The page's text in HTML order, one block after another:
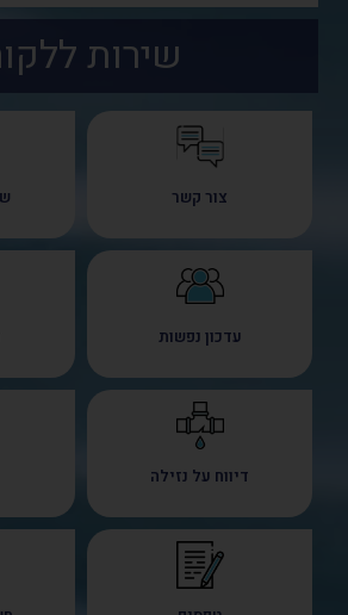
שירות
צור קשר
עדכון נפשות
דיווח על נזילה